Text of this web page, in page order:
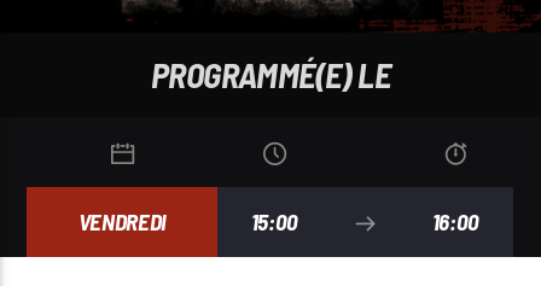
PROGRAMMÉ(E) LE
VENDREDI 15:00 16:00